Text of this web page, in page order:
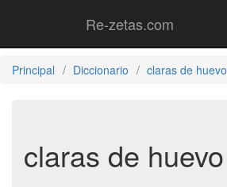
Re-zetas.com
Principal Diccionario claras de huevo
claras de huevo